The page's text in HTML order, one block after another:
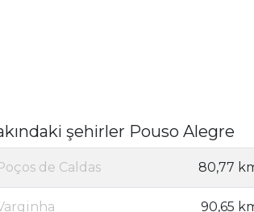
şehirler Pouso Alegre
de Caldas 80,77
90,65